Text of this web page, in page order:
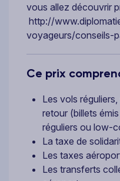
vous allez découvrir
http://
voyageurs/conseils-
Ce prix
Les vols
retour (billets
réguliers ou low-
La taxe de
Les taxes
Les transferts